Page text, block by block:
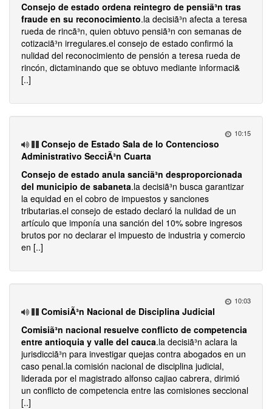
Consejo de estado ordena reintegro de pensiã³n tras
fraude en su reconocimiento.la decisiã³n afecta a teresa
rueda de rincã³n, quien obtuvo pensiã³n con semanas de
cotizaciã³n irregulares.el consejo de estado confirmó la
nulidad del reconocimiento de pensión a teresa rueda de
rincón, dictaminando que se obtuvo mediante informaci&
[..]
10:15
Consejo de Estado Sala de lo Contencioso
Administrativo SecciÃ³n Cuarta
Consejo de estado anula sanciã³n desproporcionada
del municipio de sabaneta.la decisiã³n busca garantizar
la equidad en el cobro de impuestos y sanciones
tributarias.el consejo de estado declaró la nulidad de un
artículo que imponía una sanción del 10% sobre ingresos
brutos por no declarar el impuesto de industria y comercio
en [..]
10:03
ComisiÃ³n Nacional de Disciplina Judicial
Comisiã³n nacional resuelve conflicto de competencia
entre antioquia y valle del cauca.la decisiã³n aclara la
jurisdicciã³n para investigar quejas contra abogados en un
caso penal.la comisión nacional de disciplina judicial,
liderada por el magistrado alfonso cajiao cabrera, dirimió
un conflicto de competencia entre las comisiones seccional
[..]